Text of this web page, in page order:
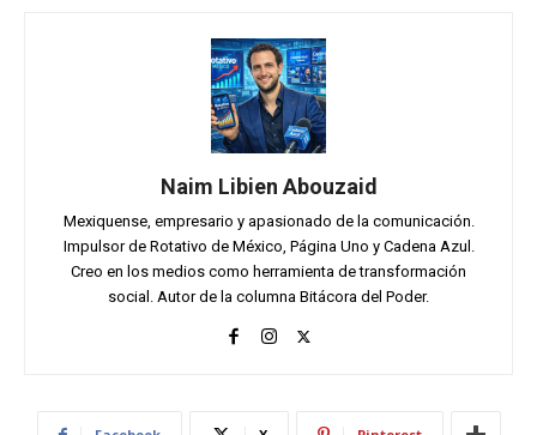
Naim Libien Abouzaid
Mexiquense, empresario y apasionado de la comunicación.
Impulsor de Rotativo de México, Página Uno y Cadena Azul.
Creo en los medios como herramienta de transformación
social. Autor de la columna Bitácora del Poder.